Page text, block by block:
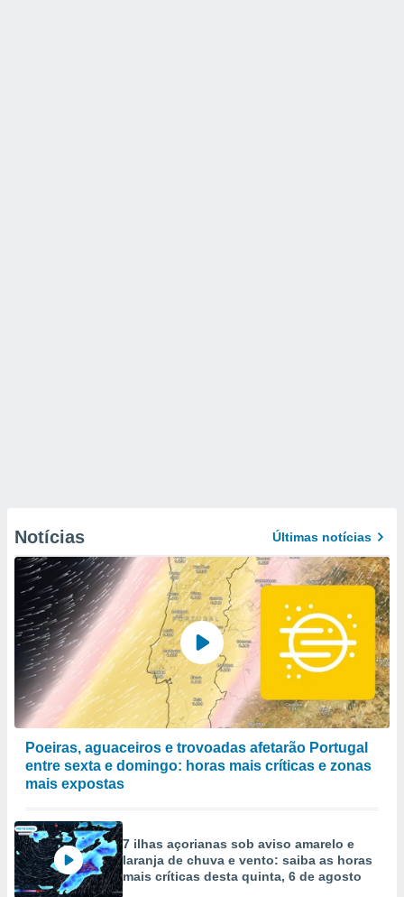
Notícias Últimas notícias
Poeiras, aguaceiros e trovoadas afetarão Portugal
entre sexta e domingo: horas mais críticas e zonas
mais expostas
7 ilhas açorianas sob aviso amarelo e
laranja de chuva e vento: saiba as horas
mais críticas desta quinta, 6 de agosto